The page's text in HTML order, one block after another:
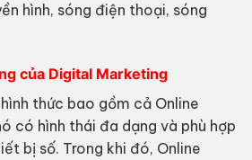
hình, sóng điện thoại, sóng
của Digital Marketing
thức bao gồm cả Online
có hình thái đa dạng và phù hợp
bị số. Trong khi đó, Online